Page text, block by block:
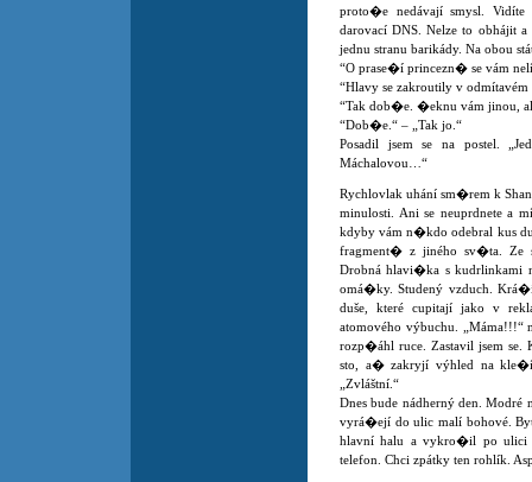
proto�e nedávají smysl.
darovací DNS. Nelze to obhájit
jednu stranu barikády. Na obou
“O prase�í princezn� se vám
“Hlavy se zakroutily v
“Tak dob�e. �eknu vám jinou,
“Dob�e.“ – „Tak jo.“
Posadil jsem se na postel.
Máchalovou…“
Rychlovlak uhání sm�rem k
minulosti. Ani se neuprdnete a
kdyby vám n�kdo odebral kus
fragment� z jiného sv�ta.
Drobná hlavi�ka s kudrlinkami
omá�ky. Studený vzduch.
duše, které cupitají jako v
atomového výbuchu.
rozp�áhl ruce. Zastavil jsem se.
sto, a� zakryjí výhled na
„Zvláštní.“
Dnes bude nádherný den.
vyrá�ejí do ulic malí bohové.
hlavní halu a vykro�il po ulici
telefon. Chci zpátky ten rohlík.